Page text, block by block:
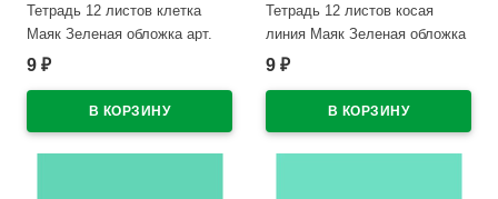
Тетрадь 12 листов клетка
Маяк Зеленая обложка арт.
Т5012 Т2 ЗЕЛ 5Г
9 ₽
Тетрадь 12 листов косая
линия Маяк Зеленая обложка
арт Т5012 Т2 ЗЕЛ 4Г
9 ₽